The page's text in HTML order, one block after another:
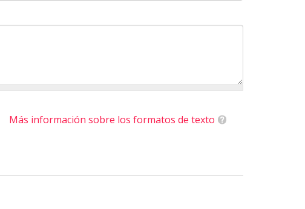
Más información sobre los formatos de texto